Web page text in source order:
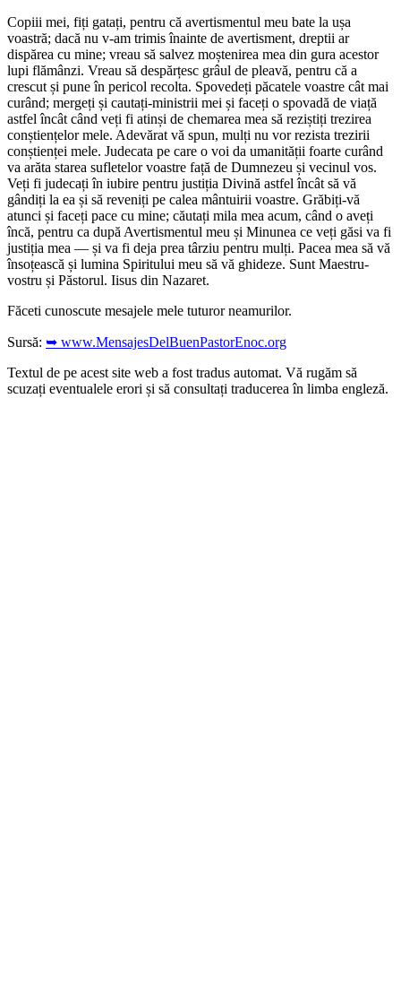
Copiii mei, fiți gatați, pentru că avertismentul meu bate la ușa
voastră; dacă nu v-am trimis înainte de avertisment, dreptii ar
dispărea cu mine; vreau să salvez moștenirea mea din gura acestor
lupi flămânzi. Vreau să despărțesc grâul de pleavă, pentru că a
crescut și pune în pericol recolta. Spovedeți păcatele voastre cât mai
curând; mergeți și cautați-ministrii mei și faceți o spovadă de viață
astfel încât când veți fi atinși de chemarea mea să reziștiți trezirea
conștiențelor mele. Adevărat vă spun, mulți nu vor rezista trezirii
conștienței mele. Judecata pe care o voi da umanității foarte curând
va arăta starea sufletelor voastre față de Dumnezeu și vecinul vos.
Veți fi judecați în iubire pentru justiția Divină astfel încât să vă
gândiți la ea și să reveniți pe calea mântuirii voastre. Grăbiți-vă
atunci și faceți pace cu mine; căutați mila mea acum, când o aveți
încă, pentru ca după Avertismentul meu și Minunea ce veți găsi va fi
justiția mea — și va fi deja prea târziu pentru mulți. Pacea mea să vă
însoțească și lumina Spiritului meu să vă ghideze. Sunt Maestru-
vostru și Păstorul. Iisus din Nazaret.
Făceti cunoscute mesajele mele tuturor neamurilor.
Sursă: ➥ www.MensajesDelBuenPastorEnoc.org
Textul de pe acest site web a fost tradus automat. Vă rugăm să
scuzați eventualele erori și să consultați traducerea în limba engleză.